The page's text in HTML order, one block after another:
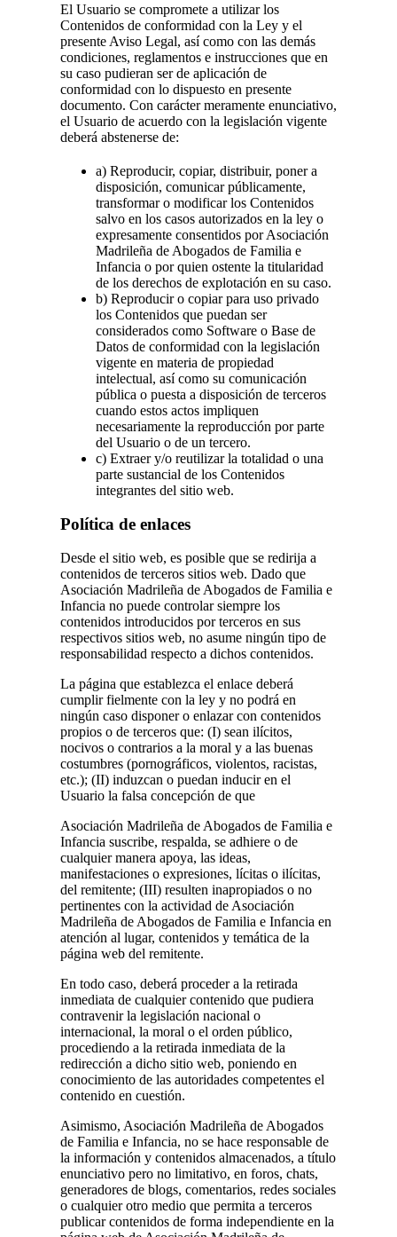
El Usuario se compromete a utilizar los
Contenidos de conformidad con la Ley y el
presente Aviso Legal, así como con las demás
condiciones, reglamentos e instrucciones que en
su caso pudieran ser de aplicación de
conformidad con lo dispuesto en presente
documento. Con carácter meramente enunciativo,
el Usuario de acuerdo con la legislación vigente
deberá abstenerse de:
a) Reproducir, copiar, distribuir, poner a
disposición, comunicar públicamente,
transformar o modificar los Contenidos
salvo en los casos autorizados en la ley o
expresamente consentidos por Asociación
Madrileña de Abogados de Familia e
Infancia o por quien ostente la titularidad
de los derechos de explotación en su caso.
b) Reproducir o copiar para uso privado
los Contenidos que puedan ser
considerados como Software o Base de
Datos de conformidad con la legislación
vigente en materia de propiedad
intelectual, así como su comunicación
pública o puesta a disposición de terceros
cuando estos actos impliquen
necesariamente la reproducción por parte
del Usuario o de un tercero.
c) Extraer y/o reutilizar la totalidad o una
parte sustancial de los Contenidos
integrantes del sitio web.
Política de enlaces
Desde el sitio web, es posible que se redirija a
contenidos de terceros sitios web. Dado que
Asociación Madrileña de Abogados de Familia e
Infancia no puede controlar siempre los
contenidos introducidos por terceros en sus
respectivos sitios web, no asume ningún tipo de
responsabilidad respecto a dichos contenidos.
La página que establezca el enlace deberá
cumplir fielmente con la ley y no podrá en
ningún caso disponer o enlazar con contenidos
propios o de terceros que: (I) sean ilícitos,
nocivos o contrarios a la moral y a las buenas
costumbres (pornográficos, violentos, racistas,
etc.); (II) induzcan o puedan inducir en el
Usuario la falsa concepción de que
Asociación Madrileña de Abogados de Familia e
Infancia suscribe, respalda, se adhiere o de
cualquier manera apoya, las ideas,
manifestaciones o expresiones, lícitas o ilícitas,
del remitente; (III) resulten inapropiados o no
pertinentes con la actividad de Asociación
Madrileña de Abogados de Familia e Infancia en
atención al lugar, contenidos y temática de la
página web del remitente.
En todo caso, deberá proceder a la retirada
inmediata de cualquier contenido que pudiera
contravenir la legislación nacional o
internacional, la moral o el orden público,
procediendo a la retirada inmediata de la
redirección a dicho sitio web, poniendo en
conocimiento de las autoridades competentes el
contenido en cuestión.
Asimismo, Asociación Madrileña de Abogados
de Familia e Infancia, no se hace responsable de
la información y contenidos almacenados, a título
enunciativo pero no limitativo, en foros, chats,
generadores de blogs, comentarios, redes sociales
o cualquier otro medio que permita a terceros
publicar contenidos de forma independiente en la